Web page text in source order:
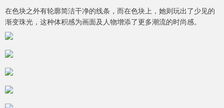
在色块之外有轮廓简洁干净的线条，而在色块上，她则玩出了少见的
渐变珠光，这种体积感为画面及人物增添了更多潮流的时尚感。